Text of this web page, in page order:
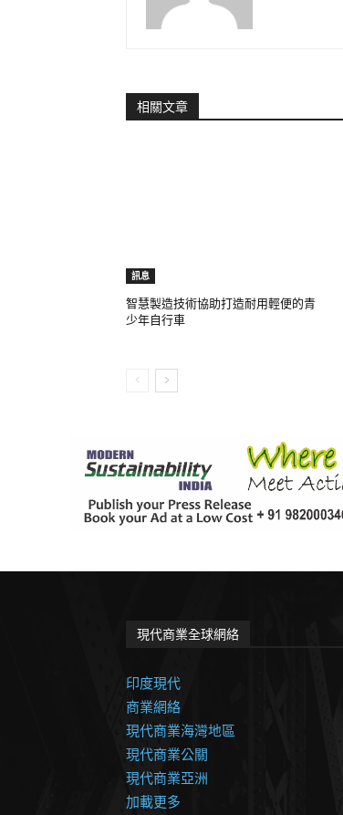
相關文章
訊息
智慧製造技術協助打造耐用輕便的青
少年自行車
現代商業全球網絡
印度現代
商業網絡
現代商業海灣地區
現代商業公關
現代商業亞洲
加載更多